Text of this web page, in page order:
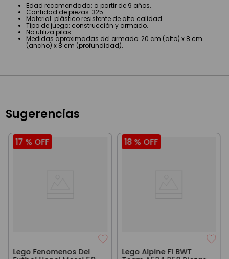
Edad recomendada: a partir de 9 años.
Cantidad de piezas: 325.
Material: plástico resistente de alta calidad.
Tipo de juego: construcción y armado.
No utiliza pilas.
Medidas aproximadas del armado: 20 cm (alto) x 8 cm
(ancho) x 8 cm (profundidad).
Sugerencias
17 % OFF
Lego Fenomenos Del
18 % OFF
Lego Alpine F1 BWT